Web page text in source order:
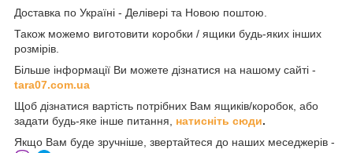
Доставка по Україні - Делівері та Новою поштою.
Також можемо виготовити коробки / ящики будь-яких інших
розмірів.
Більше інформації Ви можете дізнатися на нашому сайті -
tara07.com.ua
Щоб дізнатися вартість потрібних Вам ящиків/коробок, або
задати будь-яке інше питання, натисніть сюди.
Якщо Вам буде зручніше, звертайтеся до наших меседжерів -